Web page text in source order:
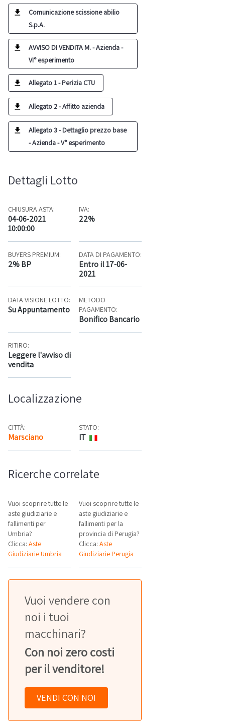
Comunicazione scissione abilio
S.p.A.
AVVISO DI VENDITA M. - Azienda -
VI° esperimento
Allegato 1 - Perizia CTU
Allegato 2 - Affitto azienda
Allegato 3 - Dettaglio prezzo base
- Azienda - V° esperimento
Dettagli Lotto
CHIUSURA ASTA:
04-06-2021
10:00:00
IVA:
22%
BUYERS PREMIUM:
2% BP
DATA DI PAGAMENTO:
Entro il 17-06-
2021
DATA VISIONE LOTTO:
Su Appuntamento
METODO
PAGAMENTO:
Bonifico Bancario
RITIRO:
Leggere l'avviso di
vendita
Localizzazione
CITTÀ:
Marsciano Mappa
STATO:
IT
Ricerche correlate
Vuoi scoprire tutte le
aste giudiziarie e
fallimenti per
Umbria?
Clicca: Aste
Giudiziarie Umbria
Vuoi scoprire tutte le
aste giudiziarie e
fallimenti per la
provincia di Perugia?
Clicca:Aste
Giudiziarie Perugia
Vuoi vendere con
noi i tuoi
macchinari?
Con noi zero costi
per il venditore!
VENDI CON NOI